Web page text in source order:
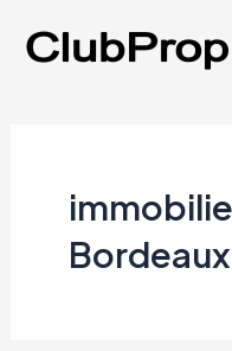
Bordeaux